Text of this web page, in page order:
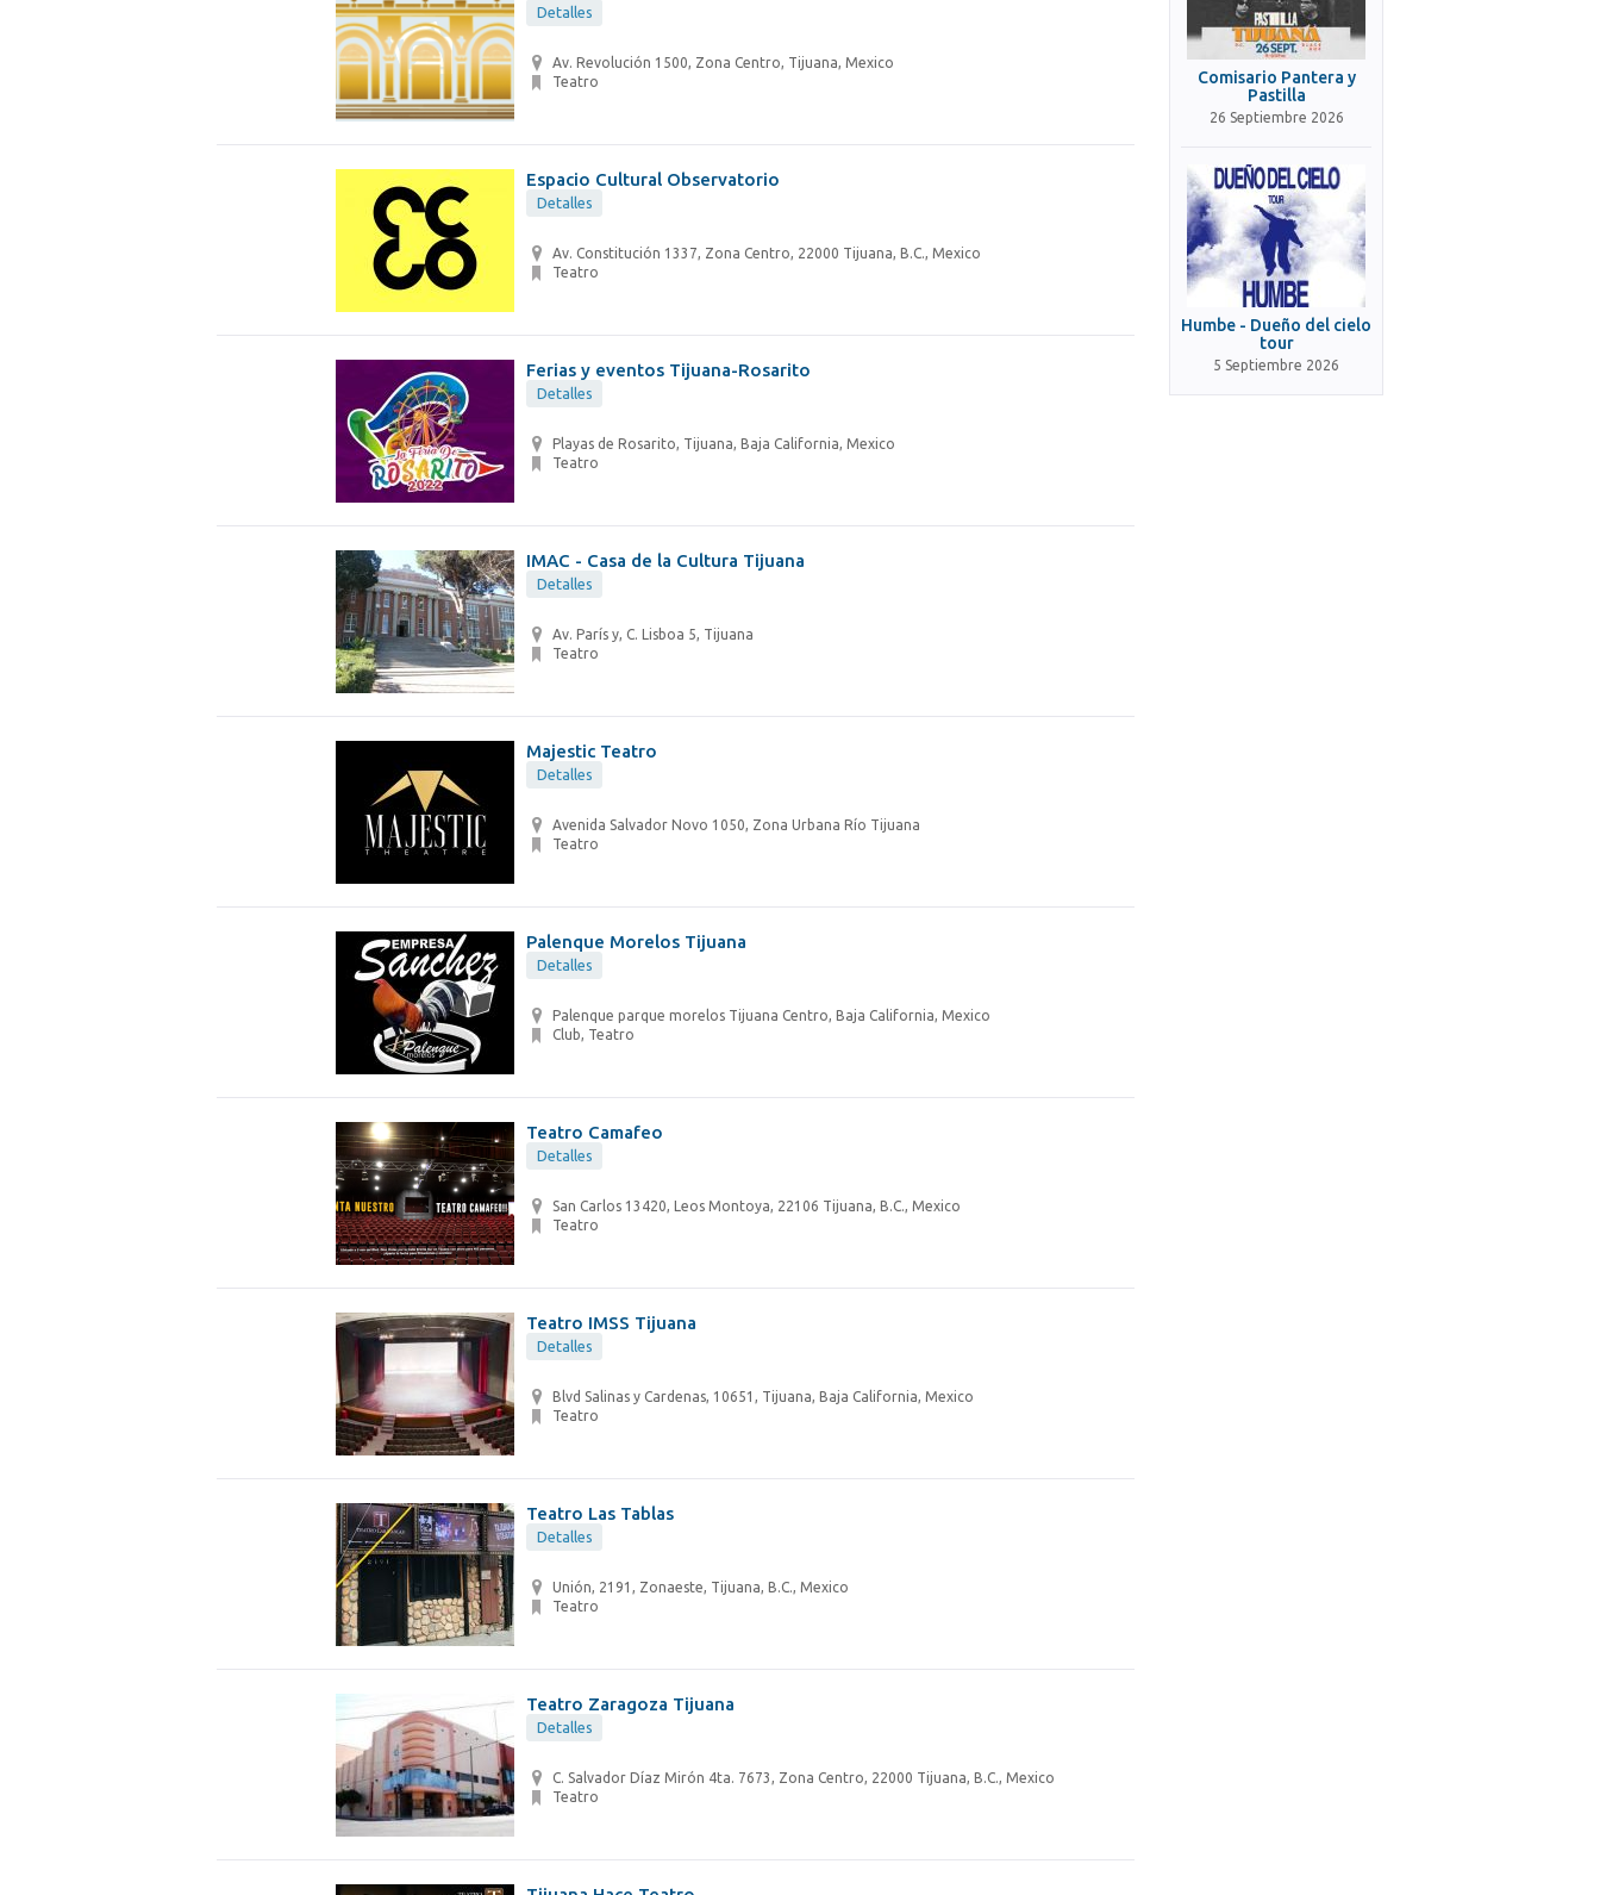
Detalles
Av. Revolución 1500, Zona Centro, Tijuana, Mexico
Teatro
Espacio Cultural Observatorio
Detalles
Av. Constitución 1337, Zona Centro, 22000 Tijuana, B.C., Mexico
Teatro
Ferias y eventos Tijuana-Rosarito
Detalles
Playas de Rosarito, Tijuana, Baja California, Mexico
Teatro
IMAC - Casa de la Cultura Tijuana
Detalles
Av. París y, C. Lisboa 5, Tijuana
Teatro
Majestic Teatro
Detalles
Avenida Salvador Novo 1050, Zona Urbana Río Tijuana
Teatro
Palenque Morelos Tijuana
Detalles
Palenque parque morelos Tijuana Centro, Baja California, Mexico
Club, Teatro
Teatro Camafeo
Detalles
San Carlos 13420, Leos Montoya, 22106 Tijuana, B.C., Mexico
Teatro
Teatro IMSS Tijuana
Detalles
Blvd Salinas y Cardenas, 10651, Tijuana, Baja California, Mexico
Teatro
Teatro Las Tablas
Detalles
Unión, 2191, Zonaeste, Tijuana, B.C., Mexico
Teatro
Teatro Zaragoza Tijuana
Detalles
C. Salvador Díaz Mirón 4ta. 7673, Zona Centro, 22000 Tijuana, B.C., Mexico
Teatro
Comisario Pantera y
Pastilla
26 Septiembre 2026
Humbe - Dueño del cielo
tour
5 Septiembre 2026